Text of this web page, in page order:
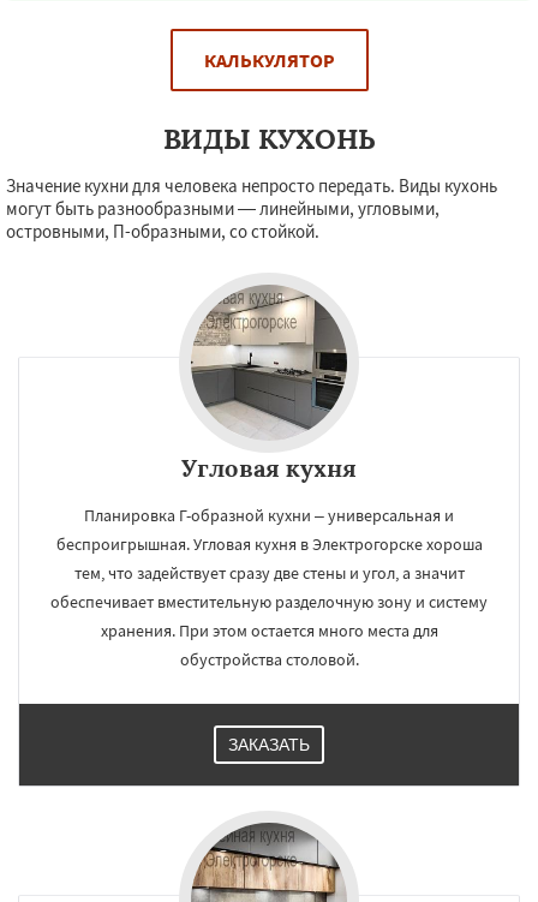
КАЛЬКУЛЯТОР
ВИДЫ КУХОНЬ
Значение кухни для человека непросто передать. Виды кухонь
могут быть разнообразными — линейными, угловыми,
островными, П-образными, со стойкой.
Угловая кухня
Планировка Г-образной кухни – универсальная и
беспроигрышная. Угловая кухня в Электрогорске хороша
тем, что задействует сразу две стены и угол, а значит
обеспечивает вместительную разделочную зону и систему
хранения. При этом остается много места для
обустройства столовой.
ЗАКАЗАТЬ